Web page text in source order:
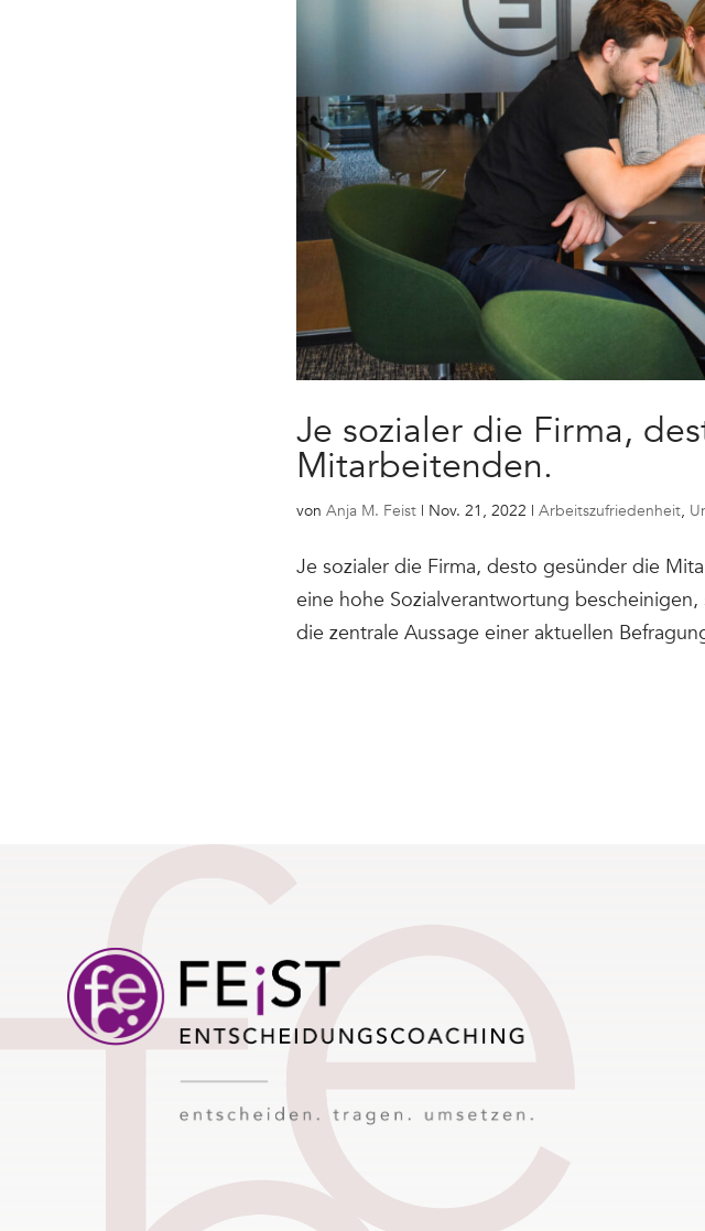
Je sozialer die Firma,
Mitarbeitenden.
von Anja M. Feist| Nov. 21, 2022 | Arbeitszufriedenheit,
Je sozialer die Firma, desto gesünder die
eine hohe Sozialverantwortung
die zentrale Aussage einer aktuellen